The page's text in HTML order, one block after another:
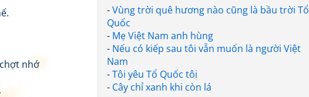
-Vùng trời quê hương nào cũng là bầu trời Tổ
Quốc
- Mẹ Việt Nam anh hùng
- Nếu có kiếp sau tôi vẫn muốn là người Việt
Nam
-Tôi yêu Tổ Quốc tôi
- Cây chỉ xanh khi còn lá
nhớ